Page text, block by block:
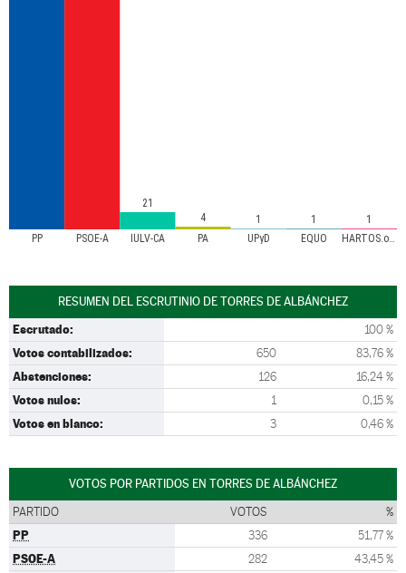
PP PSOE-A IULV-CA PA UPyD EQUO HARTOS.org
21
4
1 1 1
RESUMEN DEL ESCRUTINIO DE TORRES DE ALBÁNCHEZ
Escrutado: 100 %
Votos contabilizados: 650 83,76 %
Abstenciones: 126 16,24 %
Votos nulos: 1 0,15 %
Votos en blanco: 3 0,46 %
VOTOS POR PARTIDOS EN TORRES DE ALBÁNCHEZ
PARTIDO VOTOS %
PP 336 51,77 %
PSOE-A 282 43,45 %